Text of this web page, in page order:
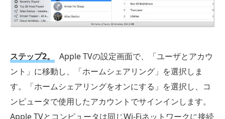
ステップ2。
Apple TVの設定画面で、「ユーザとアカウ
ント」に移動し、「ホームシェアリング」を選択しま
す。「ホームシェアリングをオンにする」を選択し、コ
ンピュータで使用したアカウントでサインインします。
Apple TVとコンピュータは同じWi-Fiネットワークに接続